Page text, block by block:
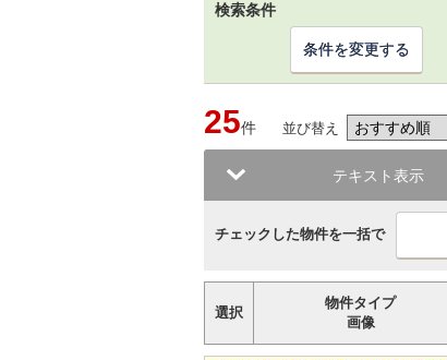
検索条件
条件を変更する
25件 並び替え
テキスト表示
チェックした物件を一括で
選択
物件タイプ
画像